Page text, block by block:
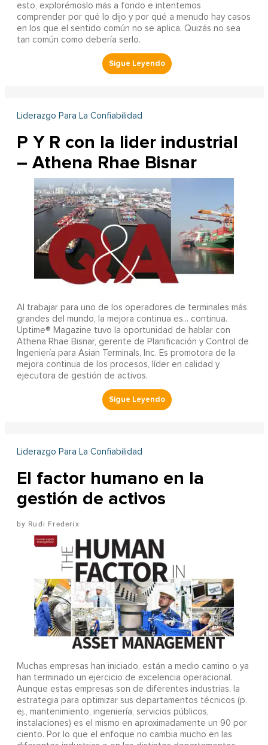
esto, explorémoslo más a fondo e intentemos
comprender por qué lo dijo y por qué a menudo hay casos
en los que el sentido común no se aplica. Quizás no sea
tan común como debería serlo.
Liderazgo Para La Confiabilidad
P Y R con la lider industrial
– Athena Rhae Bisnar
Al trabajar para uno de los operadores de terminales más
grandes del mundo, la mejora continua es... continua.
Uptime® Magazine tuvo la oportunidad de hablar con
Athena Rhae Bisnar, gerente de Planificación y Control de
Ingeniería para Asian Terminals, Inc. Es promotora de la
mejora continua de los procesos, líder en calidad y
ejecutora de gestión de activos.
Liderazgo Para La Confiabilidad
El factor humano en la
gestión de activos
Rudi Frederix
Muchas empresas han iniciado, están a medio camino o ya
han terminado un ejercicio de excelencia operacional.
Aunque estas empresas son de diferentes industrias, la
estrategia para optimizar sus departamentos técnicos (p.
ej., mantenimiento, ingeniería, servicios públicos,
instalaciones) es el mismo en aproximadamente un 90 por
ciento. Por lo que el enfoque no cambia mucho en las